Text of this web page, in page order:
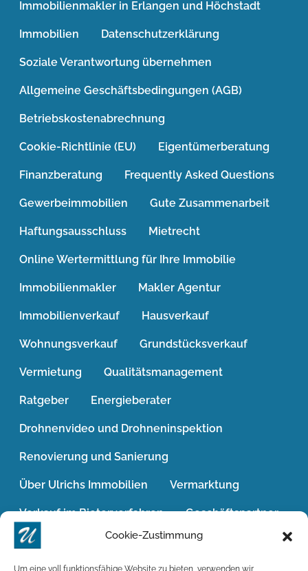
Cookie-Zustimmung
Um eine voll funktionsfähige Website zu bieten, verwenden wir
Immobilienmakler in Erlangen und Höchstadt
Immobilien Datenschutzerklärung
Soziale Verantwortung übernehmen
Allgemeine Geschäftsbedingungen (AGB)
Betriebskostenabrechnung
Cookie-Richtlinie (EU) Eigentümerberatung
Finanzberatung Frequently Asked Questions
Gewerbeimmobilien Gute Zusammenarbeit
Haftungsausschluss Mietrecht
Online Wertermittlung für Ihre Immobilie
Immobilienmakler Makler Agentur
Immobilienverkauf Hausverkauf
Wohnungsverkauf Grundstücksverkauf
Vermietung Qualitätsmanagement
Ratgeber Energieberater
Drohnenvideo und Drohneninspektion
Renovierung und Sanierung
Über Ulrichs Immobilien Vermarktung
Verkauf im Bieterverfahren Geschäftspartner
Jobs / Karriere Das Geldwäschegesetz